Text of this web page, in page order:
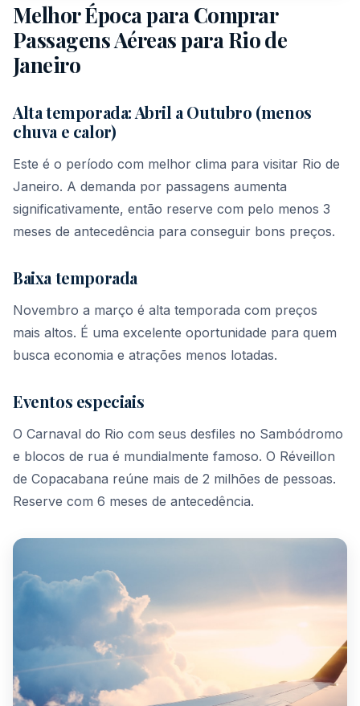
Melhor Época para Comprar
Passagens Aéreas para Rio de
Janeiro
Alta temporada: Abril a Outubro (menos
chuva e calor)
Este é o período com melhor clima para visitar Rio de
Janeiro. A demanda por passagens aumenta
significativamente, então reserve com pelo menos 3
meses de antecedência para conseguir bons preços.
Baixa temporada
Novembro a março é alta temporada com preços
mais altos. É uma excelente oportunidade para quem
busca economia e atrações menos lotadas.
Eventos especiais
O Carnaval do Rio com seus desfiles no Sambódromo
e blocos de rua é mundialmente famoso. O Réveillon
de Copacabana reúne mais de 2 milhões de pessoas.
Reserve com 6 meses de antecedência.